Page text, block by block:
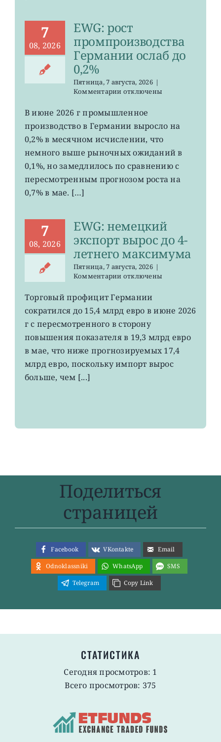
7
08, 2026
EWG: рост
промпроизводства
Германии ослаб до
0,2%
Пятница, 7 августа, 2026 |
Комментариик
EWG:
рост
промпроизводства
Германии
до
0,2%
отключены
В июне 2026 г промышленное
производство в Германии выросло на
0,2% в месячном исчислении, что
немного выше рыночных ожиданий в
0,1%, но замедлилось по сравнению с
пересмотренным прогнозом роста на
0,7% в мае. […]
7
08, 2026
EWG: немецкий
экспорт вырос до 4-
летнего максимума
Пятница, 7 августа, 2026 |
Комментариик
EWG:
немецкий
экспорт
вырос
4-
летнего
отключены
Торговый профицит Германии
сократился до 15,4 млрд евро в июне 2026
г с пересмотренного в сторону
повышения показателя в 19,3 млрд евро
в мае, что ниже прогнозируемых 17,4
млрд евро, поскольку импорт вырос
больше, чем [...]
Поделиться
страницей
Facebook VKontakte
Email
Odnoklassniki
WhatsApp
SMS
Telegram
Copy Link
СТАТИСТИКА
Сегодня просмотров: 1
Всего просмотров: 375